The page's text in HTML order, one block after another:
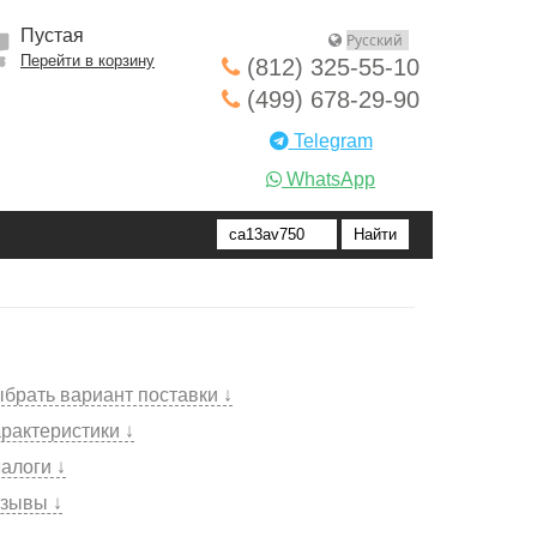
Пустая
Перейти в корзину
(812) 325-55-10
(499) 678-29-90
Telegram
WhatsApp
вариант поставки ↓
↓
↓
↓